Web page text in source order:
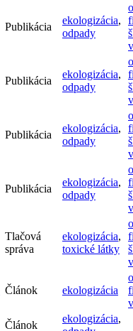
Publikácia
ekologizácia,
odpady
Publikácia
ekologizácia,
odpady
Publikácia
ekologizácia,
odpady
Publikácia
ekologizácia,
odpady
Tlačová
správa
ekologizácia,
toxické látky
Článok ekologizácia
Článok
ekologizácia,